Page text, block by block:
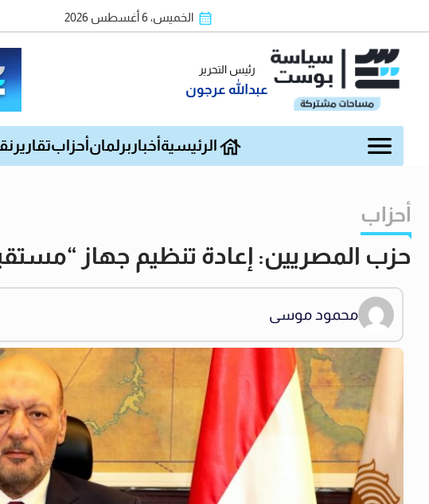
الخميس، 6 أغسطس 2026
رئيس التحرير
عبدالله عرجون
الرئيسية أخبار برلمان أحزابتقارير
أحزاب
حزب المصريين: إعادة تنظيم جهاز
محمود موسى